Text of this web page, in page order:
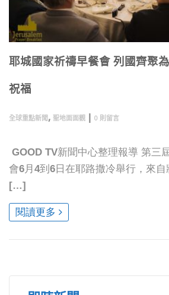
耶城國家祈禱早餐會 列國齊聚
祝福
全球重點新聞 , 聖地面面觀 | 0 則留言
GOOD TV新聞中心整理報導 第三
會6月4到6日在耶路撒冷舉行，來
[…]
閱讀更多